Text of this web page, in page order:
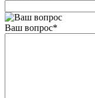
Ваш вопрос*